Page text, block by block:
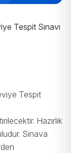
Tespit Sınavı
Tespit
Hazırlık
Sınava